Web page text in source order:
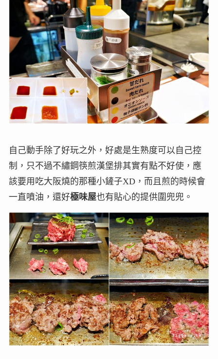
自己動手除了好玩之外，好處是生熟度可以自己控
制，只不過不繡鋼筷煎漢堡排其實有點不好使，應
該要用吃大阪燒的那種小鏟子XD，而且煎的時候會
一直噴油，還好極味屋也有貼心的提供圍兜兜。